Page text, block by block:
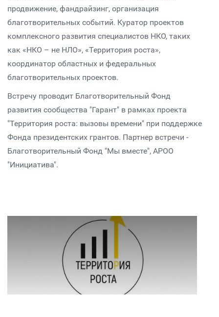
продвижение, фандрайзинг, организация
благотворительных событий. Куратор проектов
комплексного развития специалистов НКО, таких
как «НКО – не НЛО», «Территория роста»,
координатор областных и федеральных
благотворительных проектов.
Встречу проводит Благотворительный Фонд
развития сообщества "Гарант" в рамках проекта
"Территория роста: вызовы времени" при поддержке
Фонда президентских грантов. Партнер встречи -
Благотворительный Фонд "Мы вместе", АРОО
"Инициатива".